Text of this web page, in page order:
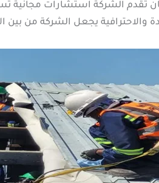
الشركة استشارات مجانية
والاحترافية يجعل الشركة من